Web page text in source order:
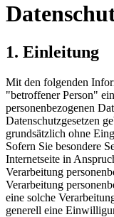
1. Einleitung
Mit den folgenden
"betroffener Person"
personenbezogenen
Datenschutzgesetzen
grundsätzlich ohne
Sofern Sie besondere
Internetseite in
Verarbeitung
Verarbeitung
eine solche
generell eine